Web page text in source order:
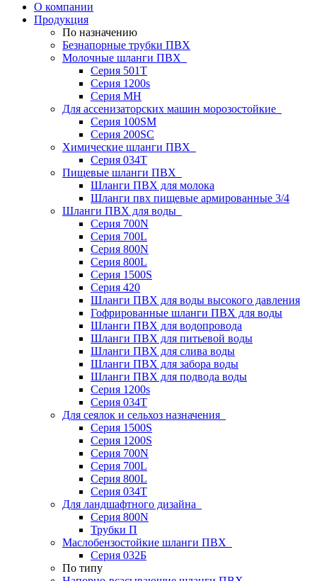
О компании
Продукция
По назначению
Безнапорные трубки ПВХ
Молочные шланги ПВХ
Серия 501T
Серия 1200s
Серия МН
Для ассенизаторских машин морозостойкие
Серия 100SM
Серия 200SС
Химические шланги ПВХ
Серия 034Т
Пищевые шланги ПВХ
Шланги ПВХ для молока
Шланги пвх пищевые армированные 3/4
Шланги ПВХ для воды
Серия 700N
Серия 700L
Серия 800N
Серия 800L
Серия 1500S
Серия 420
Шланги ПВХ для воды высокого давления
Гофрированные шланги ПВХ для воды
Шланги ПВХ для водопровода
Шланги ПВХ для питьевой воды
Шланги ПВХ для слива воды
Шланги ПВХ для забора воды
Шланги ПВХ для подвода воды
Серия 1200s
Серия 034Т
Для сеялок и сельхоз назначения
Серия 1500S
Серия 1200S
Серия 700N
Серия 700L
Серия 800L
Серия 034T
Для ландшафтного дизайна
Серия 800N
Трубки П
Маслобензостойкие шланги ПВХ
Серия 032Б
По типу